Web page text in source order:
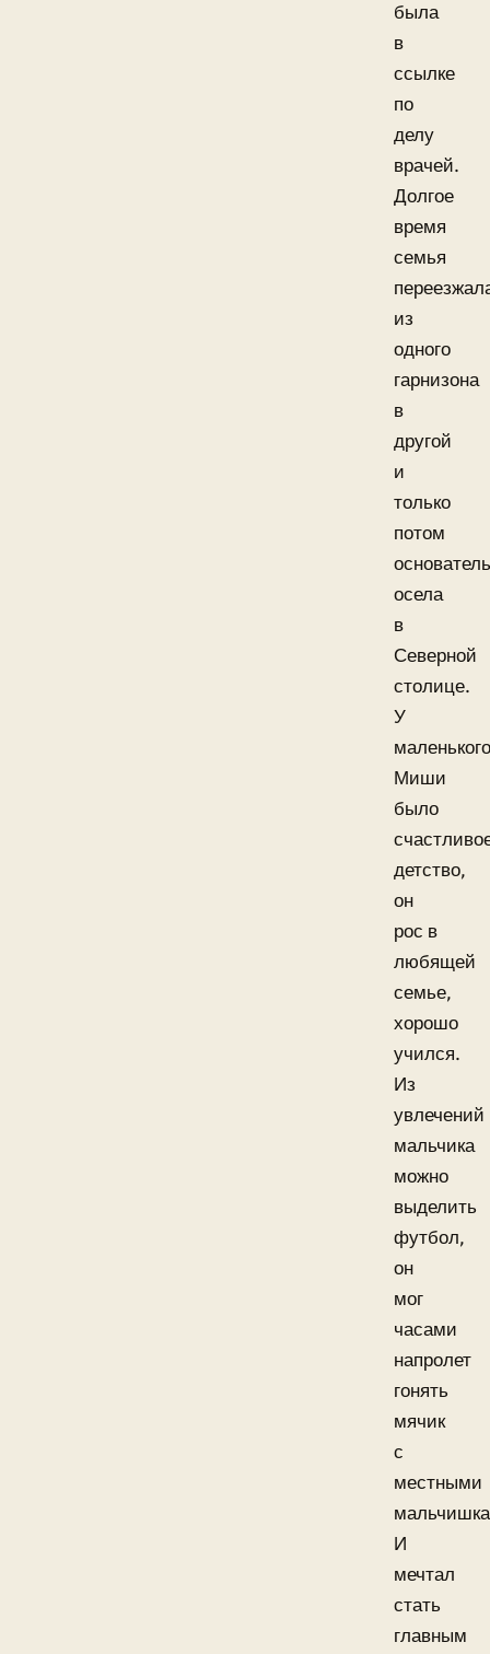
была
в
ссылке
по
делу
врачей.
Долгое
время
семья
из
одного
гарнизона
в
другой
и
только
потом
осела
в
Северной
столице.
У
маленького
Миши
было
детство,
он
рос в
любящей
семье,
хорошо
учился.
Из
увлечений
мальчика
можно
выделить
футбол,
он
мог
часами
напролет
гонять
мячик
с
местными
И
мечтал
стать
главным